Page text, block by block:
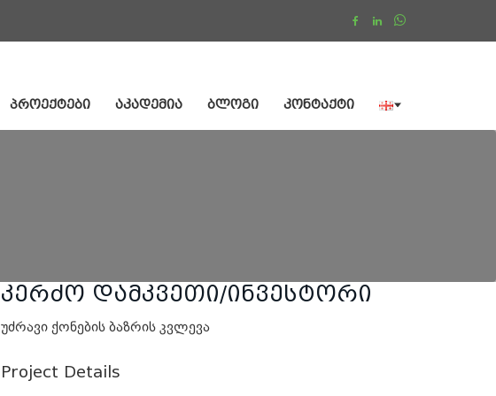
ᲞᲠᲝᲔᲥᲢᲔᲑᲘ ᲐᲙᲐᲓᲔᲛᲘᲐ ᲑᲚᲝᲒᲘ ᲙᲝᲜᲢᲐᲥᲢᲘ
კერძო დამკვეთი/ინვესტორი
უძრავი ქონების ბაზრის კვლევა
Project Details